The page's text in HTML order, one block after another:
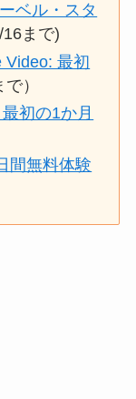
ベル・スタ
16まで)
Video: 最初
で）
初の1か月
間無料体験